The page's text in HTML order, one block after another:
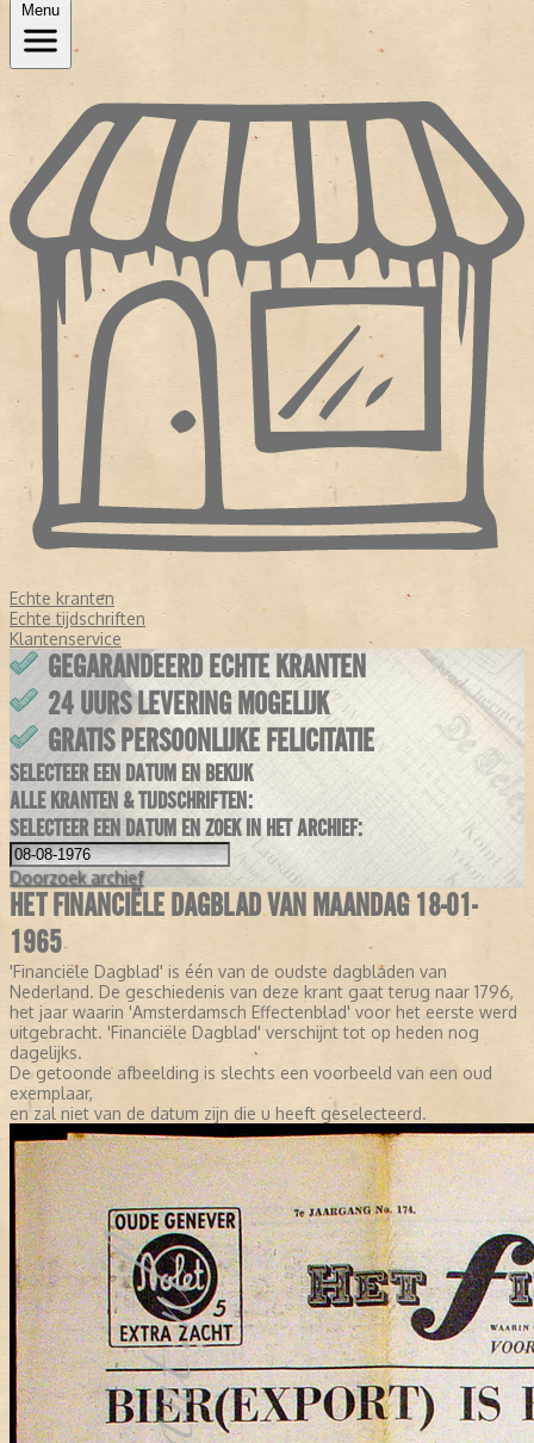
Menu
Echte kranten
Echte tijdschriften
Klantenservice
GEGARANDEERD ECHTE KRANTEN
24 UURS LEVERING MOGELIJK
GRATIS PERSOONLIJKE FELICITATIE
SELECTEER EEN DATUM EN BEKIJK
ALLE KRANTEN & TIJDSCHRIFTEN:
SELECTEER EEN DATUM EN ZOEK IN HET ARCHIEF:
Doorzoek archief
HET FINANCIËLE DAGBLAD VAN MAANDAG 18-01-
1965
'Financiële Dagblad' is één van de oudste dagbladen van
Nederland. De geschiedenis van deze krant gaat terug naar 1796,
het jaar waarin 'Amsterdamsch Effectenblad' voor het eerste werd
uitgebracht. 'Financiële Dagblad' verschijnt tot op heden nog
dagelijks.
De getoonde afbeelding is slechts een voorbeeld van een oud
exemplaar,
en zal niet van de datum zijn die u heeft geselecteerd.